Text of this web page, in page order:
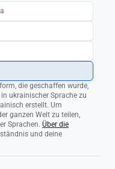
die geschaffen wurde,
ukrainischer Sprache zu
erstellt. Um
ganzen Welt zu teilen,
Sprachen. Über die
und deine